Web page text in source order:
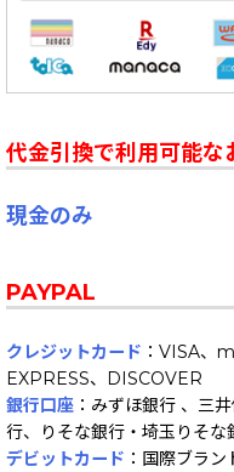
代金引換で利用可能な
現金のみ
PAYPAL
クレジットカード ：VISA、
EXPRESS、DISCOVER
銀行口座 ：みずほ銀行 、三
行、りそな銀行・埼玉りそな
デビットカード ：国際ブラ